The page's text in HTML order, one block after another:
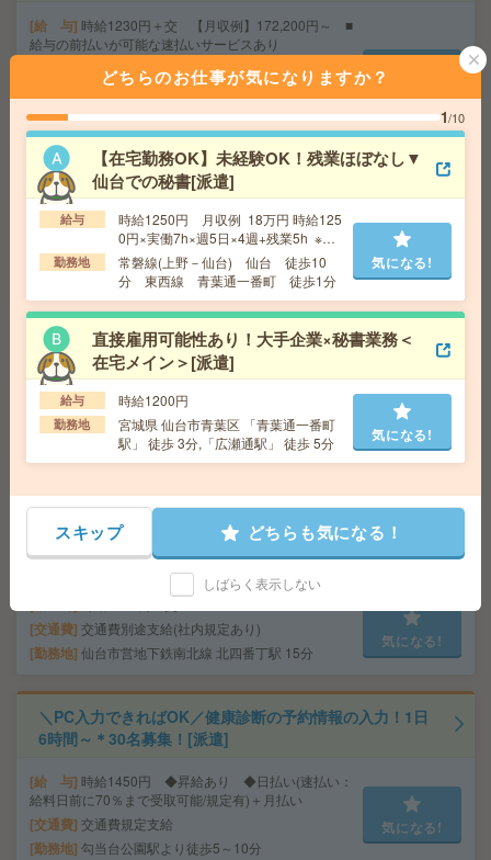
給 与 時給1230円＋交 【月収例】172,200円～ ■
給与の前払いが可能な速払いサービスあり
交通費支給あり
宮城県仙台市青葉区 仙台地下鉄東西線 青葉
通一番町駅徒歩1分、仙台地下鉄南北線 広瀬通駅徒歩5
分
時短勤務のお仕事！東北大学での学生支援のお仕事[派遣]
時給1300円＋交
交通費 交通費別途支給(社内規定あり)
仙台市営地下鉄東西線 川内駅 徒歩2分
気になる!
基本17時半まで＊憧れの大手企業＊データ入力など[派遣]
給 与 時給1300円＋交 【月収例】195,000円～ ■
給与の前払いが可能な速払いサービスあり
交通費 交通費支給あり
宮城県仙台市青葉区 東北本線 仙台駅徒歩8
気になる!
＼大人気！東北大／8月スタート！フルタイム×1350円@
星陵[派遣]
交通費 交通費別途支給(社内規定あり)
勤務地 仙台市営地下鉄南北線 北四番丁駅 15分
気になる!
＼PC入力できればOK／健康診断の予約情報の入力！1日
6時間～＊30名募集！[派遣]
給 与 時給1450円 ◆昇給あり ◆日払い(速払い：
給料日前に70％まで受取可能/規定有)＋月払い
交通費 交通費規定支給
勤務地 勾当台公園駅より徒歩5～10分
気になる!
どちらのお仕事が気になりますか？
1/10
【在宅勤務OK】未経験OK！残業ほぼなし▼
仙台での秘書[派遣]
給与
時給1250円 月収例 18万円 時給125
0円×実働7h×週5日×4週+残業5h ※月
収例を保証するものではありません。
※給与即受取りサービス利用可（利用
条件有）
勤務地
常磐線(上野－仙台) 仙台 徒歩10
分 東西線 青葉通一番町 徒歩1分
気になる!
直接雇用可能性あり！大手企業×秘書業務＜
在宅メイン＞[派遣]
給与 時給1200円
勤務地
宮城県 仙台市青葉区 「青葉通一番町
駅」 徒歩 3分,「広瀬通駅」 徒歩 5分
気になる!
スキップ どちらも気になる！
しばらく表示しない